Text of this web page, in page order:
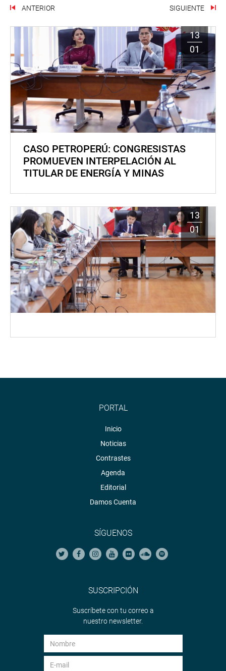
ANTERIOR SIGUIENTE
13
01
CASO PETROPERÚ: CONGRESISTAS
PROMUEVEN INTERPELACIÓN AL
TITULAR DE ENERGÍA Y MINAS
13
01
PORTAL
Inicio
Noticias
Contrastes
Agenda
Editorial
Damos Cuenta
SÍGUENOS
SUSCRIPCIÓN
Suscríbete con tu correo a
nuestro newsletter.